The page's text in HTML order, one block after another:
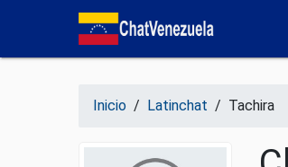
Salir del contenido
Inicio / Latinchat / Tachira